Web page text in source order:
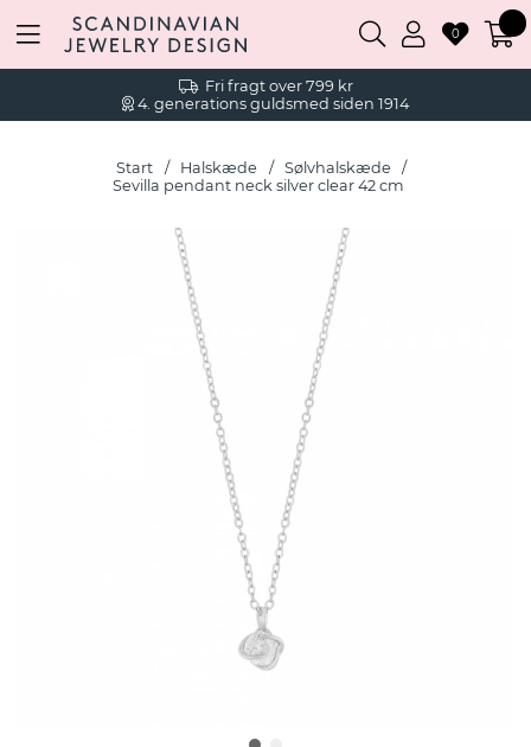
Fri fragt over 799 kr
4. generations guldsmed siden 1914
0
Start Halskæde
Sølvhalskæde
Sevilla pendant neck silver clear 42 cm